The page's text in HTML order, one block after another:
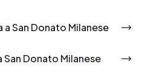
San Donato Milanese
Donato Milanese